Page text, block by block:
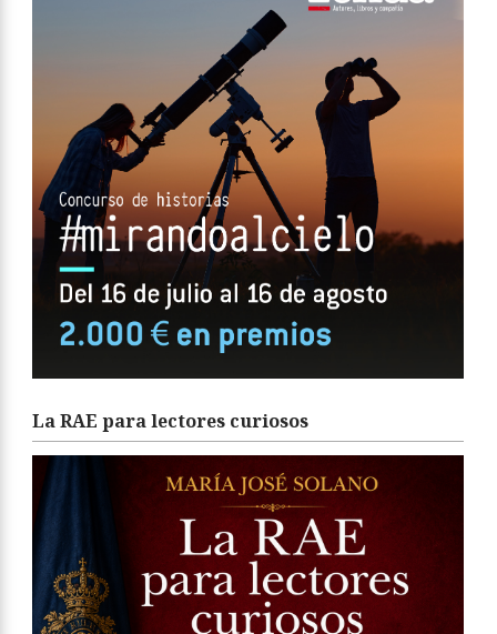
La RAE para lectores curiosos